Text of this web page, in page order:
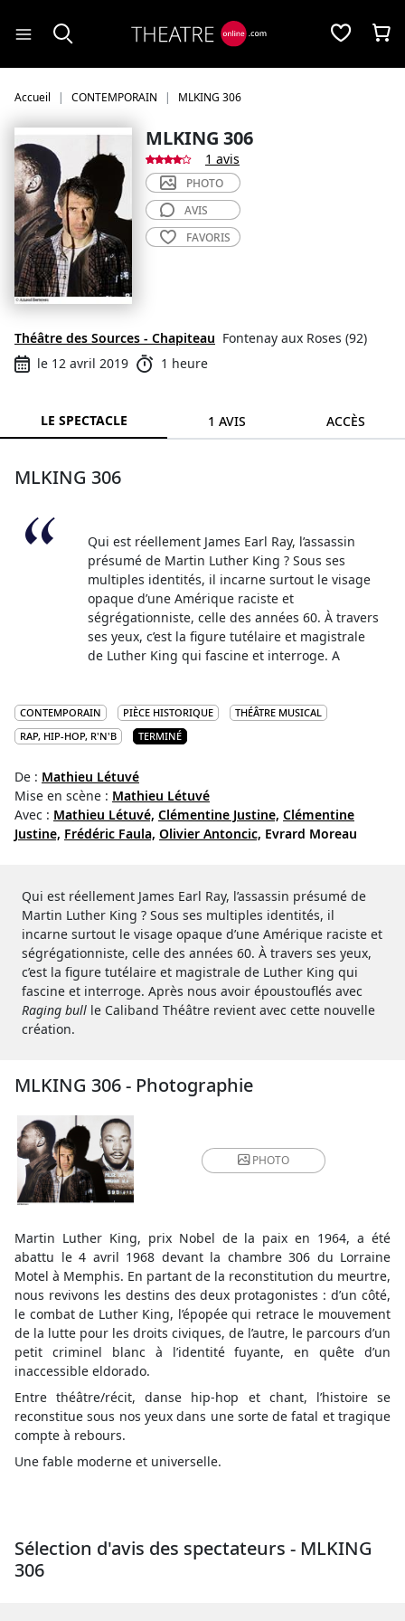
Accueil CONTEMPORAIN MLKING 306
MLKING 306
1 avis
Théâtre des Sources - Chapiteau Fontenay aux Roses (92)
le 12 avril 2019
1 heure
PHOTO
AVIS
FAVORIS
LE SPECTACLE 1 AVIS ACCÈS
MLKING 306
Qui est réellement James Earl Ray, l’assassin
présumé de Martin Luther King ? Sous ses
multiples identités, il incarne surtout le visage
opaque d’une Amérique raciste et
ségrégationniste, celle des années 60. À travers
ses yeux, c’est la figure tutélaire et magistrale
de Luther King qui fascine et interroge. A
CONTEMPORAIN PIÈCE HISTORIQUE
THÉÂTRE MUSICAL
RAP, HIP-HOP, R'N'B
TERMINÉ
De : Mathieu Létuvé
Mise en scène : Mathieu Létuvé
Avec : Mathieu Létuvé, Clémentine Justine, Clémentine
Justine, Frédéric Faula, Olivier Antoncic, Evrard Moreau
Qui est réellement James Earl Ray, l’assassin présumé de
Martin Luther King ? Sous ses multiples identités, il
incarne surtout le visage opaque d’une Amérique raciste et
ségrégationniste, celle des années 60. À travers ses yeux,
c’est la figure tutélaire et magistrale de Luther King qui
fascine et interroge. Après nous avoir époustouflés avec
Raging bull le Caliband Théâtre revient avec cette nouvelle
création.
MLKING 306 - Photographie
PHOTO
Martin Luther King, prix Nobel de la paix en 1964, a été
abattu le 4 avril 1968 devant la chambre 306 du Lorraine
Motel à Memphis. En partant de la reconstitution du meurtre,
nous revivons les destins des deux protagonistes : d’un côté,
le combat de Luther King, l’épopée qui retrace le mouvement
de la lutte pour les droits civiques, de l’autre, le parcours d’un
petit criminel blanc à l’identité fuyante, en quête d’un
inaccessible eldorado.
Entre théâtre/récit, danse hip-hop et chant, l’histoire se
reconstitue sous nos yeux dans une sorte de fatal et tragique
compte à rebours.
Une fable moderne et universelle.
Sélection d'avis des spectateurs - MLKING
306